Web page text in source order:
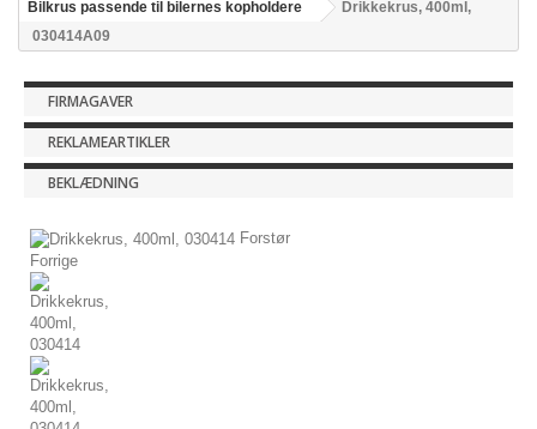
Bilkrus passende til bilernes kopholdere
Drikkekrus, 400ml,
030414A09
FIRMAGAVER
REKLAMEARTIKLER
BEKLÆDNING
Forstør
Forrige